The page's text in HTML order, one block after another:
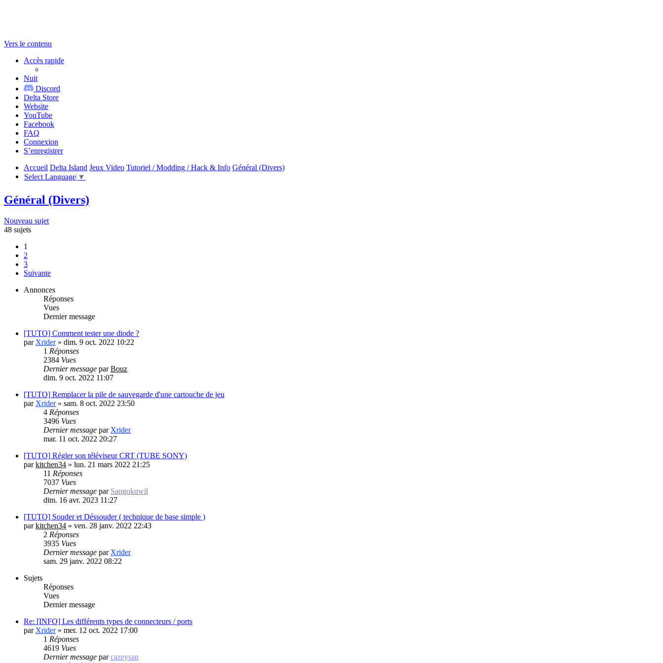
Vers le contenu
Accès rapide
Nuit
Discord
Delta Store
Website
YouTube
Facebook
FAQ
Connexion
S’enregistrer
Accueil Delta Island Jeux Video Tutoriel / Modding / Hack & Info Général (Divers)
Select Language ▼
Général (Divers)
Nouveau sujet
48 sujets
1
2
3
Suivante
Annonces
Réponses
Vues
Dernier message
[TUTO] Comment tester une diode ?
par Xrider» dim. 9 oct. 2022 10:22
1 Réponses
2384 Vues
Dernier message parBouz
dim. 9 oct. 2022 11:07
[TUTO] Remplacer la pile de sauvegarde d'une cartouche de jeu
par Xrider» sam. 8 oct. 2022 23:50
4 Réponses
3496 Vues
Dernier message par Xrider
mar. 11 oct. 2022 20:27
[TUTO] Régler son téléviseur CRT (TUBE SONY)
parkitchen34 » lun. 21 mars 2022 21:25
11 Réponses
7037 Vues
Dernier message par Sangokuwil
dim. 16 avr. 2023 11:27
[TUTO] Souder et Déssouder ( technique de base simple )
parkitchen34 » ven. 28 janv. 2022 22:43
2 Réponses
3935 Vues
Dernier message par Xrider
sam. 29 janv. 2022 08:22
Sujets
Réponses
Vues
Dernier message
Re: [INFO] Les différents types de connecteurs / ports
par Xrider» mer. 12 oct. 2022 17:00
1 Réponses
4619 Vues
Dernier message parcazeysan